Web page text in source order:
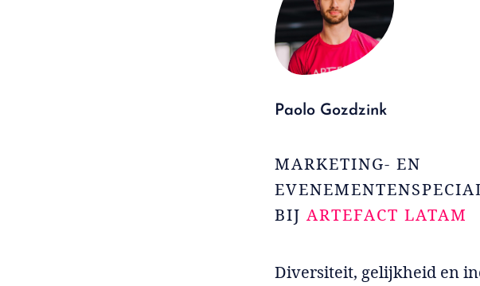
Paolo Gozdzink
MARKETING- EN
BIJARTEFACT LATAM
Diversiteit, gelijkheid en